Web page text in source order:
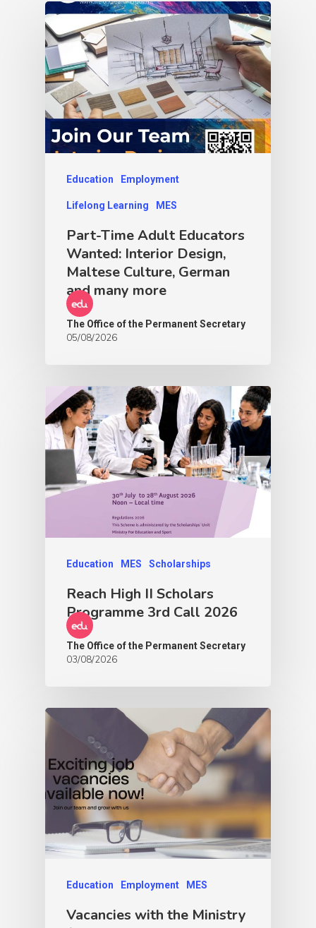
Education Employment
Lifelong Learning MES
Part-Time Adult Educators
Wanted: Interior Design,
Maltese Culture, German
and many more
The Office of the Permanent Secretary
05/08/2026
Education MES Scholarships
Reach High II Scholars
Programme 3rd Call 2026
The Office of the Permanent Secretary
03/08/2026
Education Employment MES
Vacancies with the Ministry